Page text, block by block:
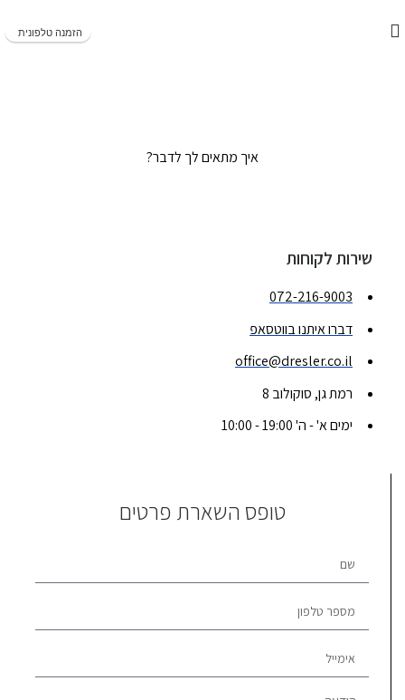
הזמנה טלפונית
איך מתאים לך לדבר?
שירות לקוחות
072-216-9003
דברו איתנו בווטסאפ
office@dresler.co.il
רמת גן, סוקולוב 8
ימים א' - ה' 19:00 - 10:00
טופס השארת פרטים